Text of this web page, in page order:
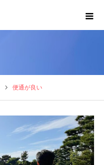
便通が良い